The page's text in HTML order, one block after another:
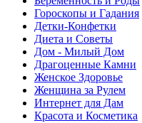
Гороскопы и Гадания
Детки-Конфетки
Диета и Советы
Дом - Милый Дом
Драгоценные Камни
Женское Здоровье
Женщина за Рулем
Интернет для Дам
Красота и Косметика